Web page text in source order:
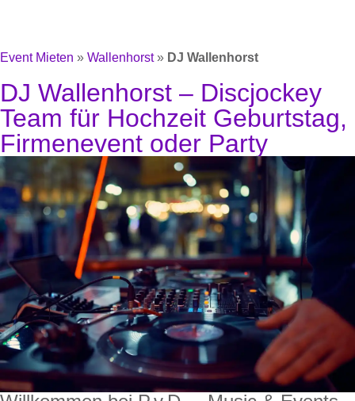
Event Mieten » Wallenhorst» DJ Wallenhorst
DJ Wallenhorst – Discjockey
Team für Hochzeit Geburtstag,
Firmenevent oder Party